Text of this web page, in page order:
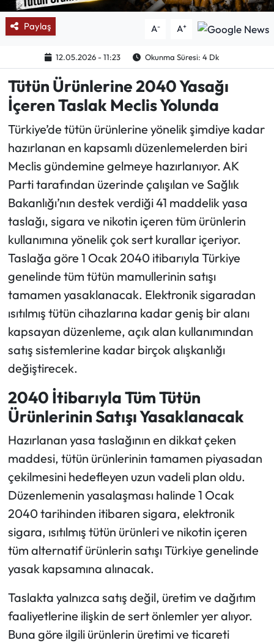
Paylaş A- A+
12.05.2026 - 11:23 Okunma Süresi: 4 Dk
Tütün Ürünlerine 2040 Yasağı
İçeren Taslak Meclis Yolunda
Türkiye’de tütün ürünlerine yönelik şimdiye kadar
hazırlanan en kapsamlı düzenlemelerden biri
Meclis gündemine gelmeye hazırlanıyor. AK
Parti tarafından üzerinde çalışılan ve Sağlık
Bakanlığı’nın destek verdiği 41 maddelik yasa
taslağı, sigara ve nikotin içeren tüm ürünlerin
kullanımına yönelik çok sert kurallar içeriyor.
Taslağa göre 1 Ocak 2040 itibarıyla Türkiye
genelinde tüm tütün mamullerinin satışı
tamamen yasaklanacak. Elektronik sigaradan
ısıtılmış tütün cihazlarına kadar geniş bir alanı
kapsayan düzenleme, açık alan kullanımından
satış sistemlerine kadar birçok alışkanlığı
değiştirecek.
2040 İtibarıyla Tüm Tütün
Ürünlerinin Satışı Yasaklanacak
Hazırlanan yasa taslağının en dikkat çeken
maddesi, tütün ürünlerinin tamamen piyasadan
çekilmesini hedefleyen uzun vadeli plan oldu.
Düzenlemenin yasalaşması halinde 1 Ocak
2040 tarihinden itibaren sigara, elektronik
sigara, ısıtılmış tütün ürünleri ve nikotin içeren
tüm alternatif ürünlerin satışı Türkiye genelinde
yasak kapsamına alınacak.
Taslakta yalnızca satış değil, üretim ve dağıtım
faaliyetlerine ilişkin de sert önlemler yer alıyor.
Buna göre ilgili ürünlerin üretimi ve ticareti
Köşe Yazıları
Karikatür Galeri
BIK
ASTROLOJİ
Spor Yazıları
Mektup Galeri
Ekonomi
Sağlık
Turizm